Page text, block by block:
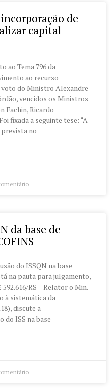
de
capital
ao Tema 796 da
ao recurso
do Ministro Alexandre
vencidos os Ministros
Fachin, Ricardo
fixada a seguinte tese: “A
no
da base de
do ISSQN na base
na pauta para julgamento,
RS – Relator o Min.
à sistemática da
discute a
do ISS na base